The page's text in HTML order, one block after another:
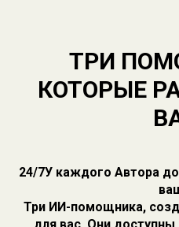
ТРИ
КОТОРЫЕ
24/7У каждого Автора
Три ИИ-помощника,